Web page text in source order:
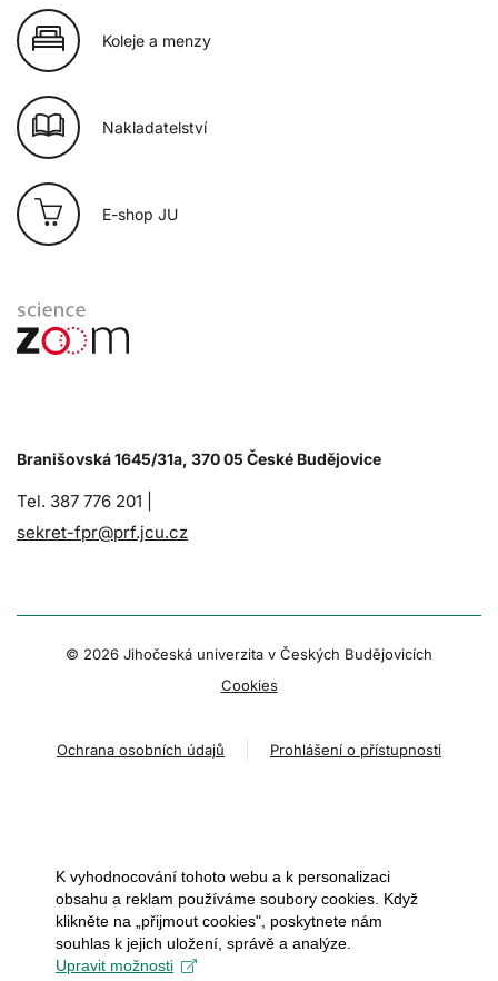
Koleje a menzy
Nakladatelství
E-shop JU
Branišovská 1645/31a, 370 05 České Budějovice
Tel. 387 776 201 |
sekret-fpr@prf.jcu.cz
© 2026 Jihočeská univerzita v Českých Budějovicích
Cookies
Ochrana osobních údajů Prohlášení o přístupnosti
K vyhodnocování tohoto webu a k personalizaci
obsahu a reklam používáme soubory cookies. Když
klikněte na „přijmout cookies", poskytnete nám
souhlas k jejich uložení, správě a analýze.
Upravit možnosti